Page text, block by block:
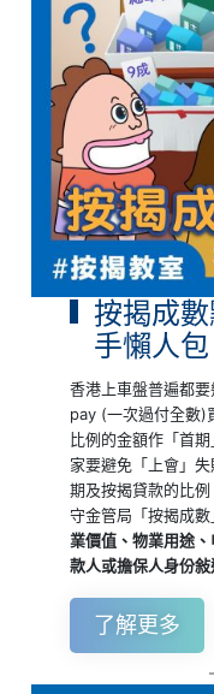
按揭成
手懶人
香港上車盤普遍都
pay (一次過付全數)
比例的金額作「首
家要避免「上會」
期及按揭貸款的比
守金管局「按揭成
業價值、物業用途
款人或擔保人身份敍
了解更多